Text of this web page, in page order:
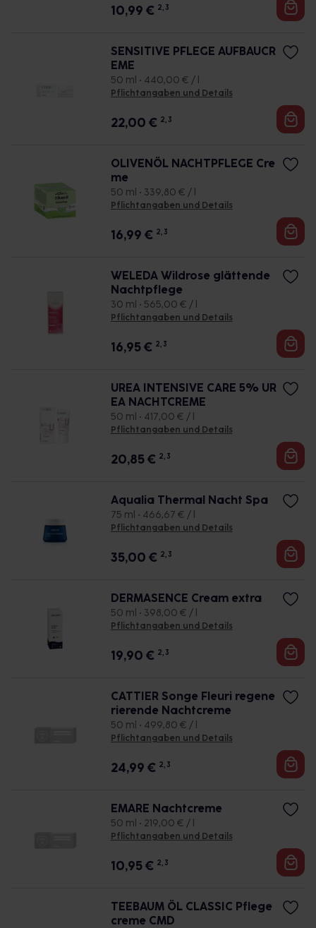
10,99 € 2, 3
SENSITIVE PFLEGE AUFBAUCR
EME
50 ml • 440,00 € / l
Pflichtangaben und Details
22,00 € 2, 3
OLIVENÖL NACHTPFLEGE Cre
me
50 ml • 339,80 € / l
Pflichtangaben und Details
16,99 € 2, 3
WELEDA Wildrose glättende
Nachtpflege
30 ml • 565,00 € / l
Pflichtangaben und Details
16,95€ 2, 3
UREA INTENSIVE CARE 5% UR
EA NACHTCREME
50 ml • 417,00 € / l
Pflichtangaben und Details
20,85€ 2, 3
Aqualia Thermal Nacht Spa
75 ml • 466,67 € / l
Pflichtangaben und Details
35,00 € 2, 3
DERMASENCE Cream extra
50 ml • 398,00 € / l
Pflichtangaben und Details
19,90 € 2, 3
CATTIER Songe Fleuri regene
rierende Nachtcreme
50 ml • 499,80 € / l
Pflichtangaben und Details
24,99 € 2, 3
EMARE Nachtcreme
50 ml • 219,00 € / l
Pflichtangaben und Details
10,95€ 2, 3
TEEBAUM ÖL CLASSIC Pflege
creme CMD